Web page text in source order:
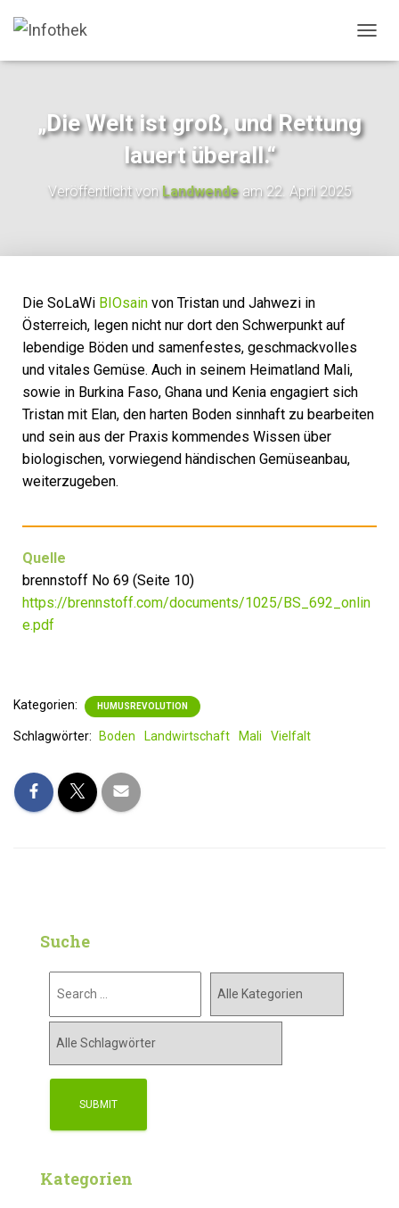
A
„Die Welt ist groß, und Rettung
lauert überall.“
Veröffentlicht von Landwendeam 22. April 2025
Die SoLaWi BIOsain von Tristan und Jahwezi in
Österreich, legen nicht nur dort den Schwerpunkt auf
lebendige Böden und samenfestes, geschmackvolles
und vitales Gemüse. Auch in seinem Heimatland Mali,
sowie in Burkina Faso, Ghana und Kenia engagiert sich
Tristan mit Elan, den harten Boden sinnhaft zu bearbeiten
und sein aus der Praxis kommendes Wissen über
biologischen, vorwiegend händischen Gemüseanbau,
weiterzugeben.
Quelle
brennstoff No 69 (Seite 10)
https://brennstoff.com/documents/1025/BS_692_onlin
e.pdf
Kategorien: HUMUSREVOLUTION
Schlagwörter: Boden Landwirtschaft Mali Vielfalt
Suche
Kategorien